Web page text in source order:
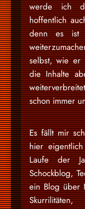
werde ich
hoffentlich
denn es ist
selbst, wie er
die Inhalte
schon immer
Es fällt mir
hier
Laufe der
Schockblog,
ein Blog über